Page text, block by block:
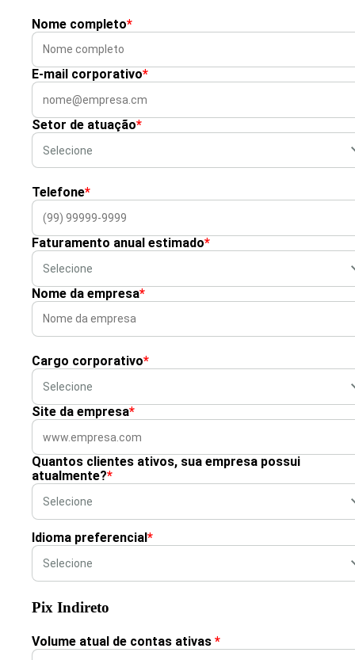
Nome completo*
E-mail corporativo*
Setor de atuação*
Telefone*
Faturamento anual estimado*
Nome da empresa*
Cargo corporativo*
Site da empresa*
Quantos clientes ativos, sua empresa possui
atualmente?*
Idioma preferencial*
Pix Indireto
Volume atual de contas ativas *